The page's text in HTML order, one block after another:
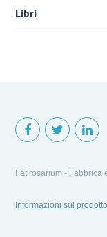
Libri
Fatirosarium - Fabbrica
Informazioni sul